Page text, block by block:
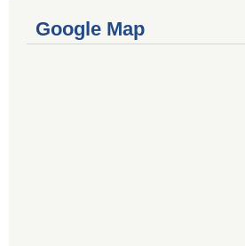
Google Map